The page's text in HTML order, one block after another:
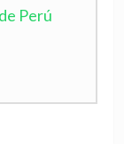
Perú